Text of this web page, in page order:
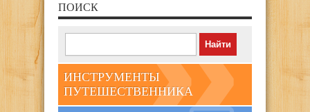
ПОИСК
ИНСТРУМЕНТЫ
ПУТЕШЕСТВЕННИКА